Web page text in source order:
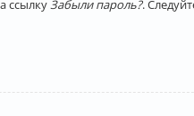
ссылкуЗабыли пароль?.